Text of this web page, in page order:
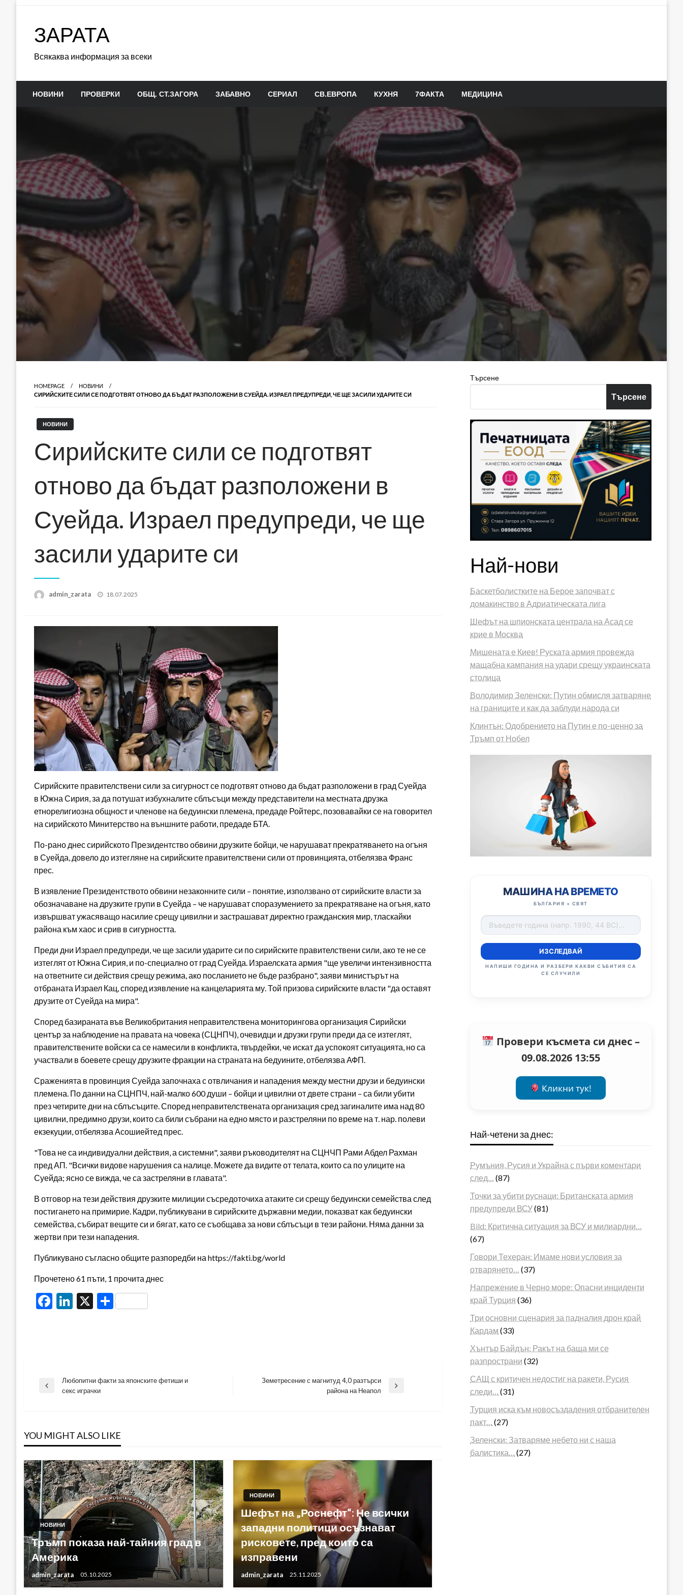
ЗАРАТА
Всякаква информация за всеки
НОВИНИ ПРОВЕРКИ ОБЩ. СТ.ЗАГОРА ЗАБАВНО СЕРИАЛ СВ.ЕВРОПА КУХНЯ 7ФАКТА МЕДИЦИНА
HOMEPAGE
НОВИНИ
СИРИЙСКИТЕ СИЛИ СЕ ПОДГОТВЯТ ОТНОВО ДА БЪДАТ РАЗПОЛОЖЕНИ В СУЕЙДА. ИЗРАЕЛ ПРЕДУПРЕДИ, ЧЕ ЩЕ ЗАСИЛИ УДАРИТЕ СИ
НОВИНИ
Сирийските сили се подготвят
отново да бъдат разположени в
Суейда. Израел предупреди, че ще
засили ударите си
admin_zarata
Posted
18.07.2025
Сирийските правителствени сили за сигурност се подготвят отново да бъдат разположени в град Суейда
в Южна Сирия, за да потушат избухналите сблъсъци между представители на местната друзка
етнорелигиозна общност и членове на бедуински племена, предаде Ройтерс, позовавайки се на говорител
на сирийското Минитерство на външните работи, предаде БТА.
По-рано днес сирийското Президентство обвини друзките бойци, че нарушават прекратяването на огъня
в Суейда, довело до изтегляне на сирийските правителствени сили от провинцията, отбелязва Франс
прес.
В изявление Президентството обвини незаконните сили – понятие, използвано от сирийските власти за
обозначаване на друзките групи в Суейда – че нарушават споразумението за прекратяване на огъня, като
извършват ужасяващо насилие срещу цивилни и застрашават директно гражданския мир, тласкайки
района към хаос и срив в сигурността.
Преди дни Израел предупреди, че ще засили ударите си по сирийските правителствени сили, ако те не се
изтеглят от Южна Сирия, и по-специално от град Суейда. Израелската армия "ще увеличи интензивността
на ответните си действия срещу режима, ако посланието не бъде разбрано", заяви министърът на
отбраната Израел Кац, според изявление на канцеларията му. Той призова сирийските власти "да оставят
друзите от Суейда на мира".
Според базираната във Великобритания неправителствена мониторингова организация Сирийски
център за наблюдение на правата на човека (СЦНПЧ), очевидци и друзки групи преди да се изтеглят,
правителствените войски са се намесили в конфликта, твърдейки, че искат да успокоят ситуацията, но са
участвали в боевете срещу друзките фракции на страната на бедуините, отбелязва АФП.
Сраженията в провинция Суейда започнаха с отвличания и нападения между местни друзи и бедуински
племена. По данни на СЦНПЧ, най-малко 600 души – бойци и цивилни от двете страни – са били убити
през четирите дни на сблъсъците. Според неправителствената организация сред загиналите има над 80
цивилни, предимно друзи, които са били събрани на едно място и разстреляни по време на т. нар. полеви
екзекуции, отбелязва Асошиейтед прес.
"Това не са индивидуални действия, а системни", заяви ръководителят на СЦНЧП Рами Абдел Рахман
пред АП. "Всички видове нарушения са налице. Можете да видите от телата, които са по улиците на
Суейда; ясно се вижда, че са застреляни в главата".
В отговор на тези действия друзките милиции съсредоточиха атаките си срещу бедуински семейства след
постигането на примирие. Кадри, публикувани в сирийските държавни медии, показват как бедуински
семейства, събират вещите си и бягат, като се съобщава за нови сблъсъци в тези райони. Няма данни за
жертви при тези нападения.
Публикувано съгласно общите разпоредби на https://fakti.bg/world
Прочетено 61 пъти, 1 прочита днес
Facebook
LinkedIn
X Share
Навигация
Previous
Любопитни факти за японските фетиши и
секс играчки
Земетресение с магнитуд 4,0 разтърси
района на Неапол
YOU MIGHT ALSO LIKE
НОВИНИ
Тръмп показа най-тайния град в
Америка
admin_zarata 05.10.2025
НОВИНИ
Шефът на „Роснефт“: Не всички
западни политици осъзнават
рисковете, пред които са
изправени
admin_zarata 25.11.2025
Търсене
Търсене
Най-нови
Баскетболистките на Берое започват с
домакинство в Адриатическата лига
Шефът на шпионската централа на Асад се
крие в Москва
Мишената е Киев! Руската армия провежда
мащабна кампания на удари срещу украинската
столица
Володимир Зеленски: Путин обмисля затваряне
на границите и как да заблуди народа си
Клинтън: Одобрението на Путин е по-ценно за
Тръмп от Нобел
МАШИНА НА ВРЕМЕТО
БЪЛГАРИЯ + СВЯТ
ИЗСЛЕДВАЙ
НАПИШИ ГОДИНА И РАЗБЕРИ КАКВИ СЪБИТИЯ СА
СЕ СЛУЧИЛИ
Провери късмета си днес –
09.08.2026 13:55
Кликни тук!
Най-четени за днес:
Румъния, Русия и Украйна с първи коментари
след…
(87)
Точки за убити руснаци: Британската армия
предупреди ВСУ(81)
Bild: Критична ситуация за ВСУ и милиардни…
(67)
Говори Техеран: Имаме нови условия за
отварянето…
(37)
Напрежение в Черно море: Опасни инциденти
край Турция (36)
Три основни сценария за падналия дрон край
Кардам (33)
Хънтър Байдън: Ракът на баща ми се
разпространи (32)
САЩ с критичен недостиг на ракети, Русия
следи…
(31)
Турция иска към новосъздадения отбранителен
пакт…
(27)
Зеленски: Затваряме небето ни с наша
балистика…
(27)